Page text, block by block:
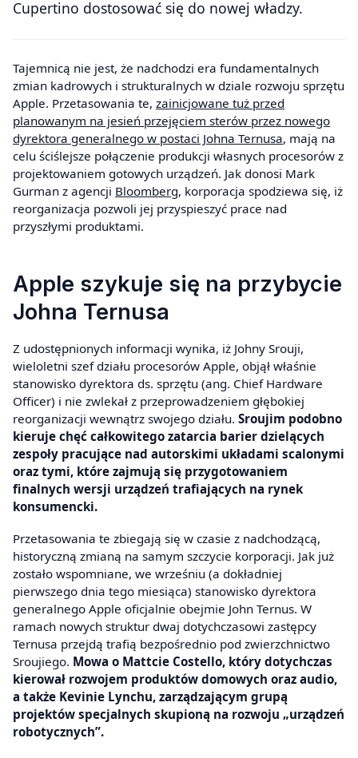
Cupertino dostosować się do nowej władzy.
Tajemnicą nie jest, że nadchodzi era fundamentalnych
zmian kadrowych i strukturalnych w dziale rozwoju sprzętu
Apple. Przetasowania te, zainicjowane tuż przed
planowanym na jesień przejęciem sterów przez nowego
dyrektora generalnego w postaci Johna Ternusa, mają na
celu ściślejsze połączenie produkcji własnych procesorów z
projektowaniem gotowych urządzeń. Jak donosi Mark
Gurman z agencji Bloomberg, korporacja spodziewa się, iż
reorganizacja pozwoli jej przyspieszyć prace nad
przyszłymi produktami.
Apple szykuje się na przybycie
Johna Ternusa
Z udostępnionych informacji wynika, iż Johny Srouji,
wieloletni szef działu procesorów Apple, objął właśnie
stanowisko dyrektora ds. sprzętu (ang. Chief Hardware
Officer) i nie zwlekał z przeprowadzeniem głębokiej
reorganizacji wewnątrz swojego działu. Sroujim podobno
kieruje chęć całkowitego zatarcia barier dzielących
zespoły pracujące nad autorskimi układami scalonymi
oraz tymi, które zajmują się przygotowaniem
finalnych wersji urządzeń trafiających na rynek
konsumencki.
Przetasowania te zbiegają się w czasie z nadchodzącą,
historyczną zmianą na samym szczycie korporacji. Jak już
zostało wspomniane, we wrześniu (a dokładniej
pierwszego dnia tego miesiąca) stanowisko dyrektora
generalnego Apple oficjalnie obejmie John Ternus. W
ramach nowych struktur dwaj dotychczasowi zastępcy
Ternusa przejdą trafią bezpośrednio pod zwierzchnictwo
Sroujiego. Mowa o Mattcie Costello, który dotychczas
kierował rozwojem produktów domowych oraz audio,
a także Kevinie Lynchu, zarządzającym grupą
projektów specjalnych skupioną na rozwoju „urządzeń
robotycznych”.